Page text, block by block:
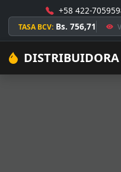
+58 422-
TASA BCV: Bs. 756,71